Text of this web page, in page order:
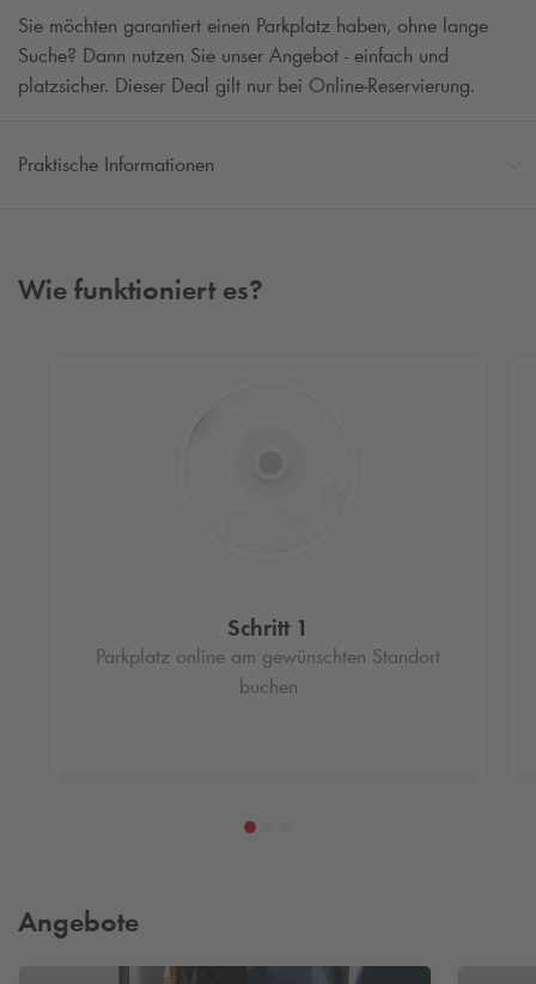
Sie möchten garantiert einen Parkplatz haben, ohne lange
Suche? Dann nutzen Sie unser Angebot - einfach und
platzsicher. Dieser Deal gilt nur bei Online-Reservierung.
Praktische Informationen
Wie funktioniert es?
Schritt 1
Parkplatz online am gewünschten Standort
buchen
Angebote